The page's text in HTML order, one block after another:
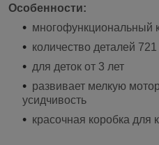
Особенности:
многофункциональный
количество деталей
для деток от 3 лет
развивает мелкую
усидчивость
красочная коробка для